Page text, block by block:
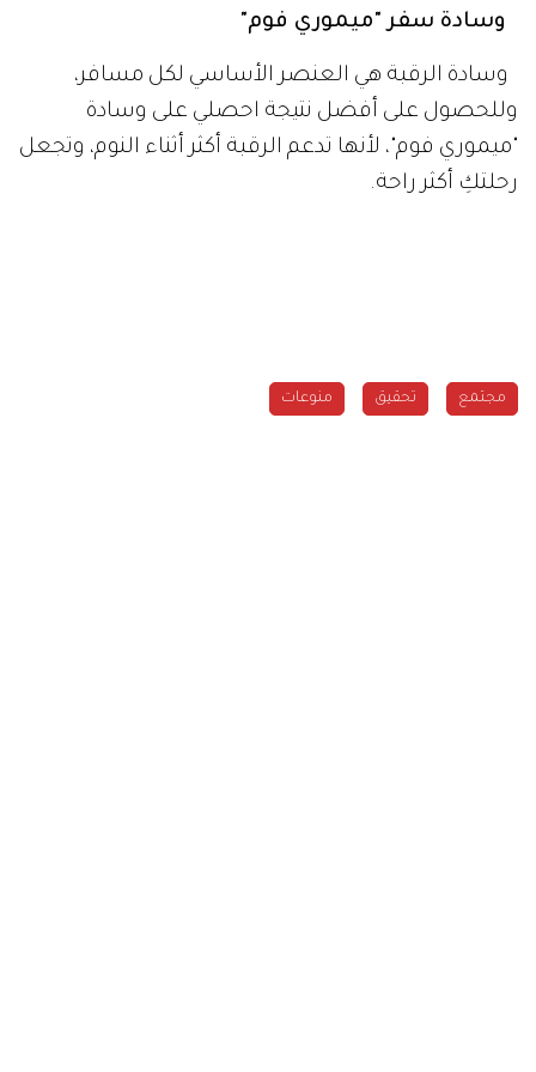
وسادة سفر "ميموري فوم"
وسادة الرقبة هي العنصر الأساسي لكل مسافر،
وللحصول على أفضل نتيجة احصلي على وسادة
"ميموري فوم"، لأنها تدعم الرقبة أكثر أثناء النوم، وتجعل
رحلتكِ أكثر راحة.
مجتمع تحقيق منوعات